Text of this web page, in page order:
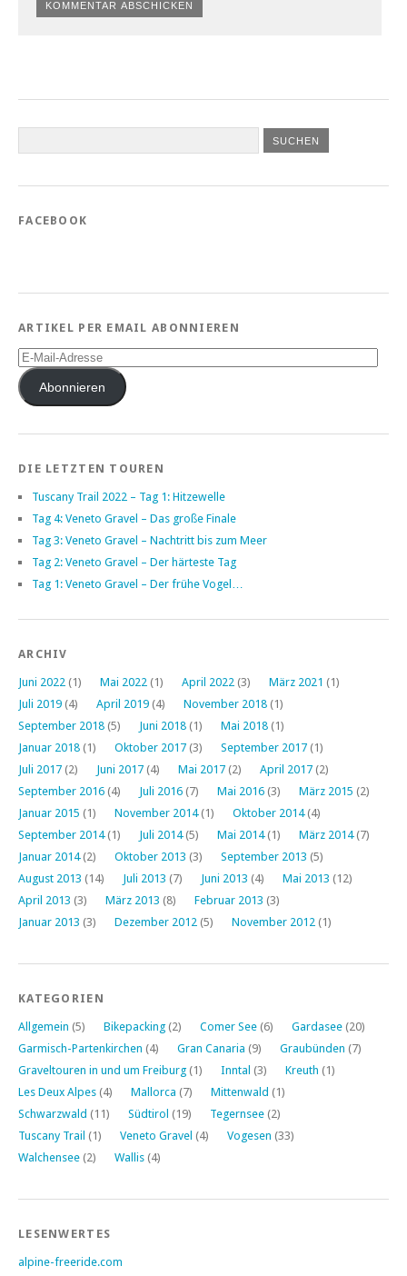
FACEBOOK
ARTIKEL PER EMAIL ABONNIEREN
E-
Mail-
AdresseAbonnieren
DIE LETZTEN TOUREN
Tuscany Trail 2022 – Tag 1: Hitzewelle
Tag 4: Veneto Gravel – Das große Finale
Tag 3: Veneto Gravel – Nachtritt bis zum Meer
Tag 2: Veneto Gravel – Der härteste Tag
Tag 1: Veneto Gravel – Der frühe Vogel…
ARCHIV
Juni 2022 (1) Mai 2022 (1) April 2022 (3) März 2021 (1)
Juli 2019 (4) April 2019 (4) November 2018 (1)
September 2018 (5) Juni 2018 (1) Mai 2018 (1)
Januar 2018 (1) Oktober 2017 (3) September 2017 (1)
Juli 2017 (2) Juni 2017 (4) Mai 2017 (2) April 2017 (2)
September 2016 (4) Juli 2016 (7) Mai 2016 (3) März 2015 (2)
Januar 2015 (1) November 2014(1) Oktober 2014(4)
September 2014(1) Juli 2014(5) Mai 2014(1) März 2014(7)
Januar 2014(2) Oktober 2013 (3) September 2013 (5)
August 2013 (14) Juli 2013 (7) Juni 2013 (4) Mai 2013 (12)
April 2013 (3) März 2013 (8) Februar 2013 (3)
Januar 2013 (3) Dezember 2012 (5) November 2012 (1)
KATEGORIEN
Allgemein (5) Bikepacking (2) Comer See (6) Gardasee (20)
Garmisch-Partenkirchen (4) Gran Canaria (9) Graubünden (7)
Graveltouren in und um Freiburg (1) Inntal (3) Kreuth (1)
Les Deux Alpes (4) Mallorca (7) Mittenwald (1)
Schwarzwald (11) Südtirol (19) Tegernsee (2)
Tuscany Trail (1) Veneto Gravel (4) Vogesen (33)
Walchensee (2) Wallis (4)
LESENWERTES
alpine-freeride.com